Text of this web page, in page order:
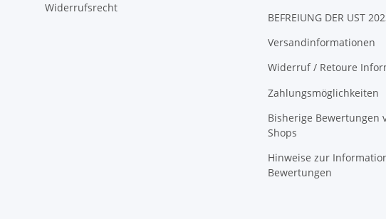
Widerrufsrecht
BEFREIUNG DER UST
Versandinformationen
Widerruf / Retoure
Zahlungsmöglichkeiten
Bisherige Bewertungen
Shops
Hinweise zur
Bewertungen